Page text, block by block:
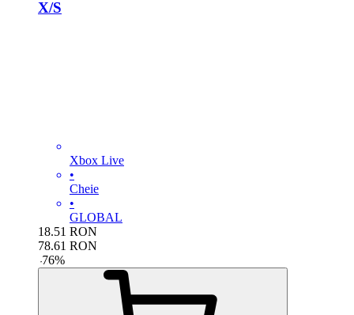
X/S
Xbox Live
•
Cheie
•
GLOBAL
18.51 RON
78.61 RON
-76%